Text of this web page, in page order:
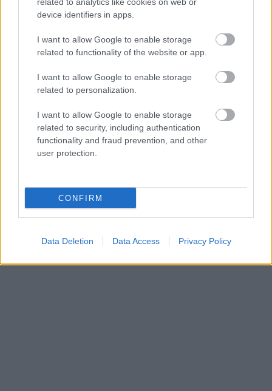
device identifiers in apps.
I want to allow Google to enable storage
related to functionality of the website or app.
I want to allow Google to enable storage
related to personalization.
I want to allow Google to enable storage
related to security, including authentication
functionality and fraud prevention, and other
user protection.
CONFIRM
Data Deletion Data Access Privacy Policy
Η Maria Rolls χωρίς φίλτρο
Περδίκι
με τον